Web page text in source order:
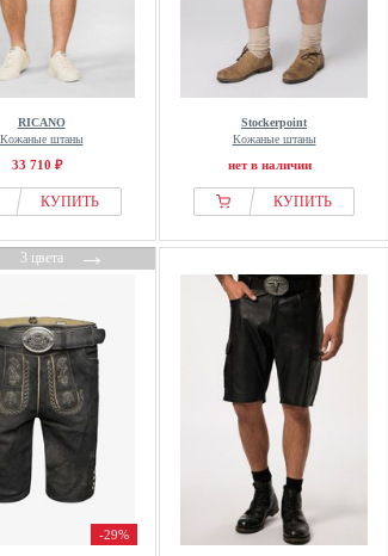
RICANO
Кожаные штаны
33 710 ₽
КУПИТЬ
Stockerpoint
Кожаные штаны
нет в наличии
КУПИТЬ
3 цвета→
-29%